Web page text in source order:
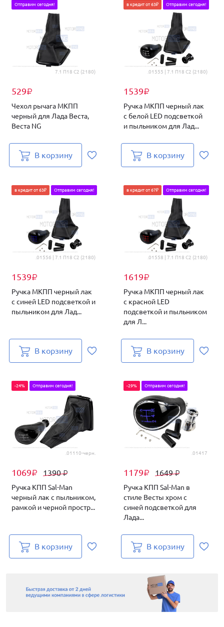
7.1 П18 С2 (2180)
529₽
Отправим сегодня!
Чехол рычага МКПП
черный для Лада Веста,
Веста NG
В корзину
.01555 | 7.1 П18 С2 (2180)
1539₽
в кредит от 63₽ Отправим сегодня!
Ручка МКПП черный лак
с белой LED подсветкой
и пыльником для Лад...
В корзину
.01556 | 7.1 П18 С2 (2180)
1539₽
в кредит от 63₽ Отправим сегодня!
Ручка МКПП черный лак
с синей LED подсветкой и
пыльником для Лад...
В корзину
.01558 | 7.1 П18 С2 (2180)
1619₽
в кредит от 67₽ Отправим сегодня!
Ручка МКПП черный лак
с красной LED
подсветкой и пыльником
для Л...
В корзину
.01110-черн.
1069₽ 1390₽
-24% Отправим сегодня!
Ручка КПП Sal-Man
черный лак с пыльником,
рамкой и черной простр...
В корзину
.01417
1179₽ 1649₽
-29% Отправим сегодня!
Ручка КПП Sal-Man в
стиле Весты хром с
синей подсветкой для
Лада...
В корзину